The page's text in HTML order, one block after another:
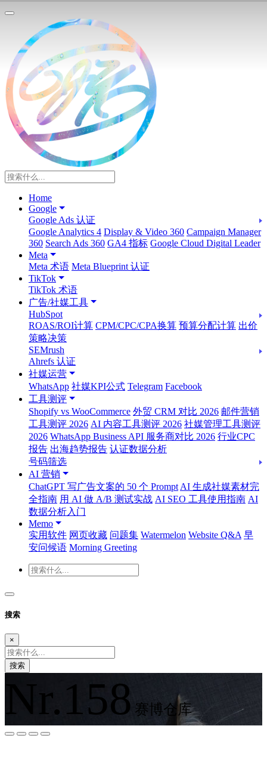
Home
Google
Google Ads 认证
Google Analytics 4 Display & Video 360 Campaign Manager
360 Search Ads 360 GA4 指标 Google Cloud Digital Leader
Meta
Meta 术语 Meta Blueprint 认证
TikTok
TikTok 术语
广告/社媒工具
HubSpot
ROAS/ROI计算 CPM/CPC/CPA换算 预算分配计算 出价
策略决策
SEMrush
Ahrefs 认证
社媒运营
WhatsApp 社媒KPI公式 Telegram Facebook
工具测评
Shopify vs WooCommerce 外贸 CRM 对比 2026 邮件营销
工具测评 2026 AI 内容工具测评 2026 社媒管理工具测评
2026 WhatsApp Business API 服务商对比 2026 行业CPC
报告 出海趋势报告 认证数据分析
号码筛选
AI 营销
ChatGPT 写广告文案的 50 个 Prompt AI 生成社媒素材完
全指南 用 AI 做 A/B 测试实战 AI SEO 工具使用指南 AI
数据分析入门
Memo
实用软件 网页收藏 问题集 Watermelon Website Q&A 早
安问候语 Morning Greeting
搜索
×
搜索
Nr.158 赛博仓库